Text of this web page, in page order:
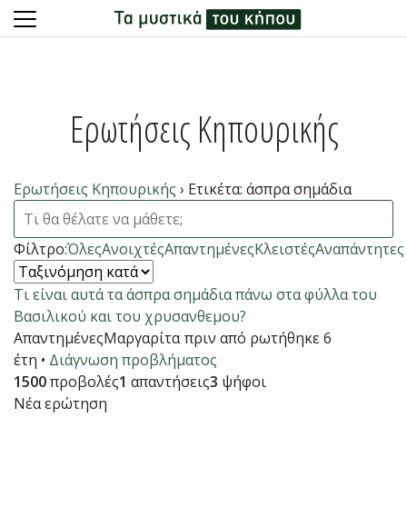
Ερωτήσεις Κηπουρικής
Ερωτήσεις Κηπουρικής › Ετικέτα: άσπρα σημάδια
Φίλτρο:ΌλεςΑνοιχτέςΑπαντημένεςΚλειστέςΑναπάντητες
Τι είναι αυτά τα άσπρα σημάδια πάνω στα φύλλα του
Βασιλικού και του χρυσανθεμου?
ΑπαντημένεςΜαργαρίτα πριν από ρωτήθηκε 6
έτη • Διάγνωση προβλήματος
1500προβολές1 απαντήσεις3 ψήφοι
Νέα ερώτηση